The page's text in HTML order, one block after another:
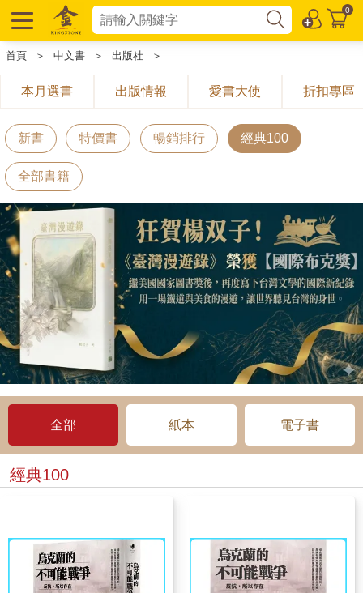
0
首頁 ＞ 中文書 ＞ 出版社 ＞
本月選書 出版情報 愛書大使 折扣專區
新書 特價書 暢銷排行 經典100
全部書籍
全部 紙本 電子書
經典100